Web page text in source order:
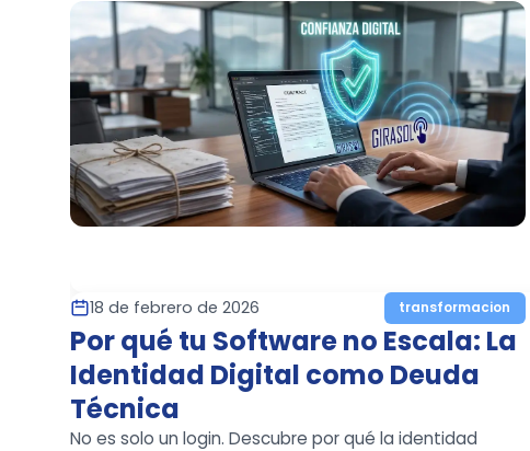
18 de febrero de 2026 transformacion
Por qué tu Software no Escala: La
Identidad Digital como Deuda
Técnica
No es solo un login. Descubre por qué la identidad